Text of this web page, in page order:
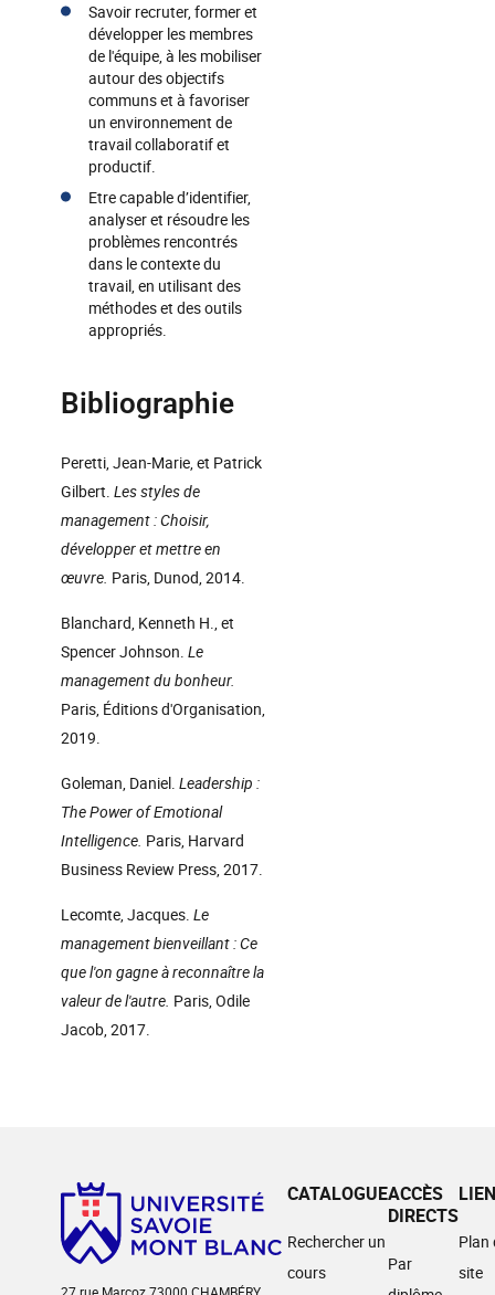
Savoir recruter, former et
développer les membres
de l'équipe, à les mobiliser
autour des objectifs
communs et à favoriser
un environnement de
travail collaboratif et
productif.
Etre capable d’identifier,
analyser et résoudre les
problèmes rencontrés
dans le contexte du
travail, en utilisant des
méthodes et des outils
appropriés.
Bibliographie
Peretti, Jean-Marie, et Patrick
Gilbert. Les styles de
management : Choisir,
développer et mettre en
œuvre. Paris, Dunod, 2014.
Blanchard, Kenneth H., et
Spencer Johnson. Le
management du bonheur.
Paris, Éditions d'Organisation,
2019.
Goleman, Daniel. Leadership :
The Power of Emotional
Intelligence. Paris, Harvard
Business Review Press, 2017.
Lecomte, Jacques. Le
management bienveillant : Ce
que l'on gagne à reconnaître la
valeur de l'autre. Paris, Odile
Jacob, 2017.
CATALOGUE
Rechercher un
cours
ACCÈS
DIRECTS
Par
Plan
site